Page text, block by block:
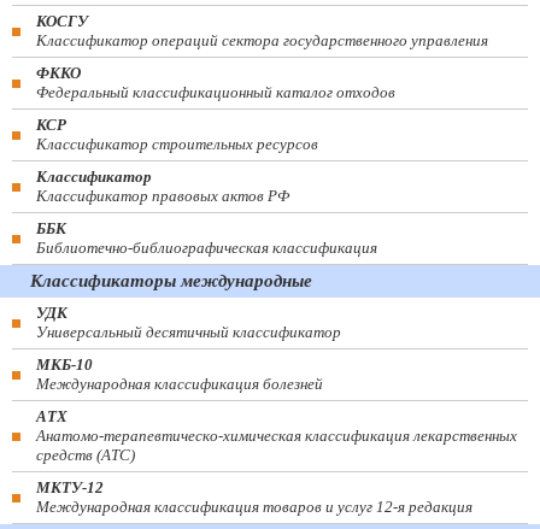
КОСГУ
Классификатор операций сектора государственного управления
ФККО
Федеральный классификационный каталог отходов
КСР
Классификатор строительных ресурсов
Классификатор
Классификатор правовых актов РФ
ББК
Библиотечно-библиографическая классификация
Классификаторы международные
УДК
Универсальный десятичный классификатор
МКБ-10
Международная классификация болезней
АТХ
Анатомо-терапевтическо-химическая классификация лекарственных
средств (ATC)
МКТУ-12
Международная классификация товаров и услуг 12-я редакция